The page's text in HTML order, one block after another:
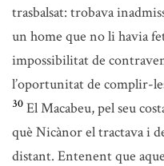
trasbalsat: trobava
un home que no li havia
impossibilitat de
l’oportunitat de complir-
30 El Macabeu, pel seu
què Nicànor el tractava i
distant. Entenent que